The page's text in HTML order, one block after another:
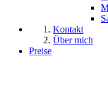
Kontakt
Über mich
Preise